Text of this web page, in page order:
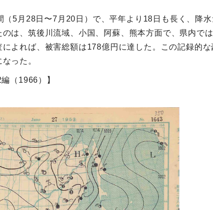
（5月28日〜7月20日）で、平年より18日も長く、降
は、筑後川流域、小国、阿蘇、熊本方面で、県内で
よれば、被害総額は178億円に達した。この記録的
った。
（1966）】